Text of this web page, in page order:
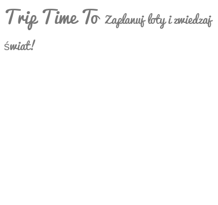
Trip Time To Zaplanuj loty i zwiedzaj
świat!